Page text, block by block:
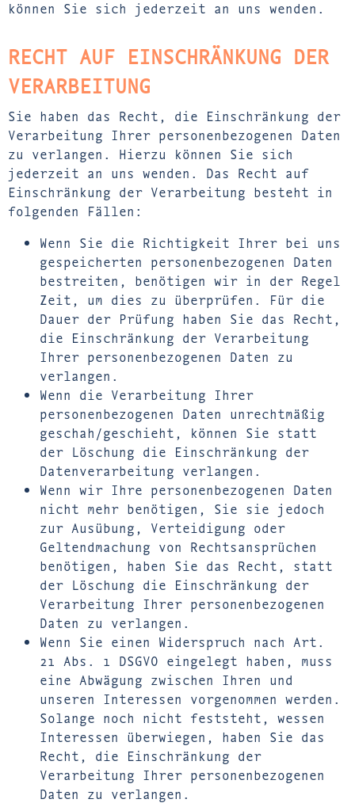
können Sie sich jederzeit an uns wenden.
RECHT AUF EINSCHRÄNKUNG DER
VERARBEITUNG
Sie haben das Recht, die Einschränkung der
Verarbeitung Ihrer personenbezogenen Daten
zu verlangen. Hierzu können Sie sich
jederzeit an uns wenden. Das Recht auf
Einschränkung der Verarbeitung besteht in
folgenden Fällen:
Wenn Sie die Richtigkeit Ihrer bei uns
gespeicherten personenbezogenen Daten
bestreiten, benötigen wir in der Regel
Zeit, um dies zu überprüfen. Für die
Dauer der Prüfung haben Sie das Recht,
die Einschränkung der Verarbeitung
Ihrer personenbezogenen Daten zu
verlangen.
Wenn die Verarbeitung Ihrer
personenbezogenen Daten unrechtmäßig
geschah/geschieht, können Sie statt
der Löschung die Einschränkung der
Datenverarbeitung verlangen.
Wenn wir Ihre personenbezogenen Daten
nicht mehr benötigen, Sie sie jedoch
zur Ausübung, Verteidigung oder
Geltendmachung von Rechtsansprüchen
benötigen, haben Sie das Recht, statt
der Löschung die Einschränkung der
Verarbeitung Ihrer personenbezogenen
Daten zu verlangen.
Wenn Sie einen Widerspruch nach Art.
21 Abs. 1 DSGVO eingelegt haben, muss
eine Abwägung zwischen Ihren und
unseren Interessen vorgenommen werden.
Solange noch nicht feststeht, wessen
Interessen überwiegen, haben Sie das
Recht, die Einschränkung der
Verarbeitung Ihrer personenbezogenen
Daten zu verlangen.